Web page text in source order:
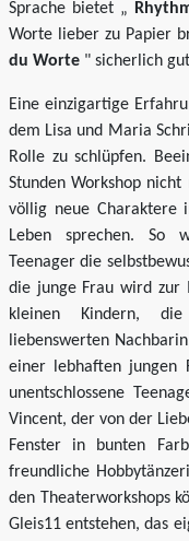
Sprache bietet „
Worte lieber zu Papier
du Worte " sicherlich
Eine einzigartige
dem Lisa und Maria
Rolle zu schlüpfen.
Stunden Workshop
völlig neue Charaktere
Leben sprechen. So
Teenager die
die junge Frau wird
kleinen Kindern,
liebenswerten
einer lebhaften jungen
unentschlossene
Vincent, der von der
Fenster in bunten
freundliche
den Theaterworkshops
Gleis11 entstehen, das